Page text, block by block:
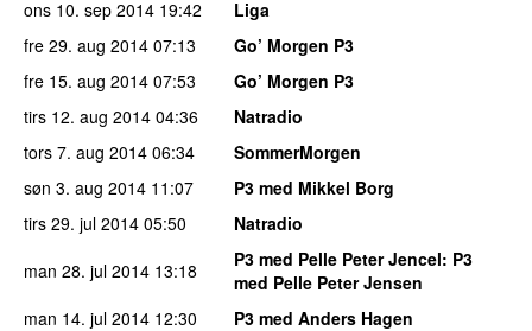
ons 10. sep 2014 19:42
Liga
fre 29. aug 2014 07:13
Go’ Morgen P3
fre 15. aug 2014 07:53
Go’ Morgen P3
tirs 12. aug 2014 04:36
Natradio
tors 7. aug 2014 06:34
SommerMorgen
søn 3. aug 2014 11:07
P3 med Mikkel Borg
tirs 29. jul 2014 05:50
Natradio
man 28. jul 2014 13:18 P3 med Pelle Peter Jencel: P3
med Pelle Peter Jensen
man 14. jul 2014 12:30
P3 med Anders Hagen